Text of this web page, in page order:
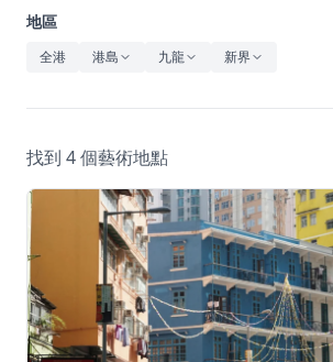
藝術文化
休閒
音樂
地區
全港 港島 九龍 新界
找到 4 個藝術地點